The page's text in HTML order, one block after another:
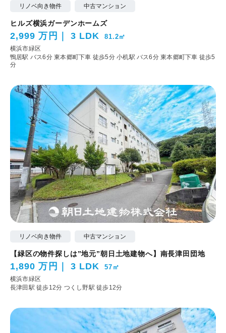
リノベ向き物件 中古マンション
ヒルズ横浜ガーデンホームズ
2,999 万円 3 LDK 81.2㎡
横浜市緑区
鴨居駅 バス6分 東本郷町下車 徒歩5分小机駅 バス6分 東本郷町下車 徒歩5
分
リノベ向き物件 中古マンション
【緑区の物件探しは”地元”朝日土地建物へ】南長津田団地
1,890 万円 3 LDK 57㎡
横浜市緑区
長津田駅 徒歩12分 つくし野駅 徒歩12分